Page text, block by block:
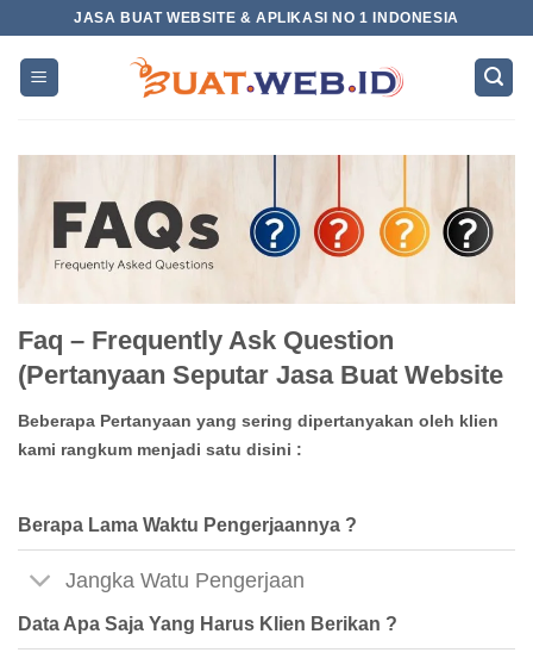
content
JASA BUAT WEBSITE & APLIKASI NO 1 INDONESIA
Faq – Frequently Ask Question
(Pertanyaan Seputar Jasa Buat Website
Beberapa Pertanyaan yang sering dipertanyakan oleh klien
kami rangkum menjadi satu disini :
Berapa Lama Waktu Pengerjaannya ?
Jangka Watu Pengerjaan
Data Apa Saja Yang Harus Klien Berikan ?